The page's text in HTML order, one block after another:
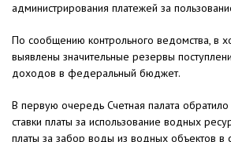
администрирования платежей за
По сообщению контрольного ведомства, в
выявлены значительные резервы
доходов в федеральный бюджет.
В первую очередь Счетная палата
ставки платы за использование водных
платы за забор воды из водных объектов в